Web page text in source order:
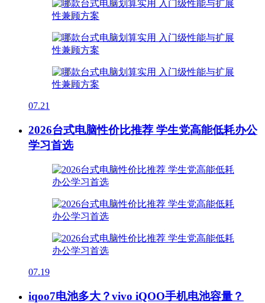
07.21
2026台式电脑性价比推荐 学生党高能低耗办公
学习首选
07.19
iqoo7电池多大？vivo iQOO手机电池容量？